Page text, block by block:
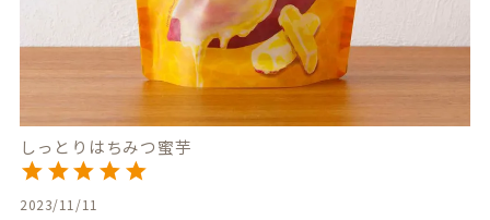
しっとりはちみつ蜜芋
2023/11/11